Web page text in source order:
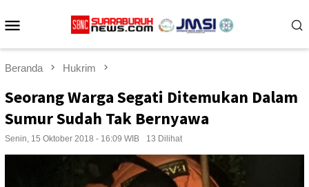
ke
Beranda Hukrim
Seorang Warga Segati Ditemukan Dalam
Sumur Sudah Tak Bernyawa
Senin, 15 Oktober 2018 - 16:09 WIB 13 Dilihat